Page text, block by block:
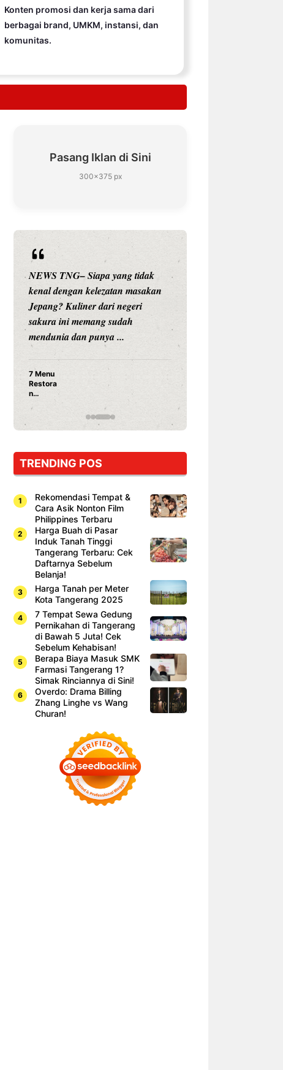
Konten promosi dan kerja sama dari
berbagai brand, UMKM, instansi, dan
komunitas.
Pasang Iklan di Sini
300×375 px
NEWS TNG– Siapa yang tidak
kenal dengan kelezatan masakan
Jepang? Kuliner dari negeri
sakura ini memang sudah
mendunia dan punya ...
7 Menu
Restora
n
yang
Dicoba,
Cuma
Sushi!
TRENDING POS
Rekomendasi Tempat &
Cara Asik Nonton Film
Philippines Terbaru
Harga Buah di Pasar
Induk Tanah Tinggi
Tangerang Terbaru: Cek
Daftarnya Sebelum
Belanja!
Harga Tanah per Meter
Kota Tangerang 2025
7 Tempat Sewa Gedung
Pernikahan di Tangerang
di Bawah 5 Juta! Cek
Sebelum Kehabisan!
Berapa Biaya Masuk SMK
Farmasi Tangerang 1?
Simak Rinciannya di Sini!
Overdo: Drama Billing
Zhang Linghe vs Wang
Churan!